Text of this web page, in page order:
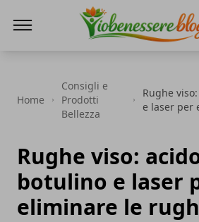
Home
Consigli e
Prodotti
Bellezza
Rughe
e laser per
Rughe viso:
botulino e laser
eliminare le